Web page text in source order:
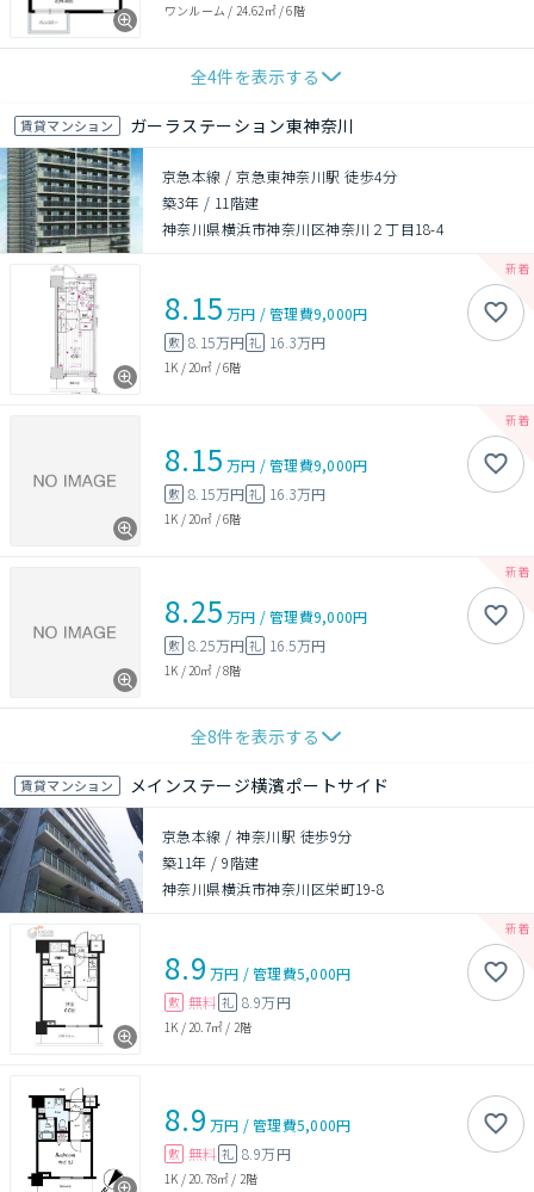
ワンルーム / 24.62㎡/6階
全4件を表示する
賃貸マンション ガーラステーション東神奈川
京急本線 / 京急東神奈川駅 徒歩4分
築3年 / 11階建
神奈川県横浜市神奈川区神奈川２丁目18-4
8.15 万円 /管理費9,000円
敷 8.15万円 礼 16.3万円
1K / 20㎡ /6階
8.15 万円 /管理費9,000円
敷 8.15万円 礼 16.3万円
1K / 20㎡ /6階
8.25 万円 /管理費9,000円
敷 8.25万円 礼 16.5万円
1K / 20㎡ /8階
全8件を表示する
賃貸マンション メインステージ横濱ポートサイド
京急本線 / 神奈川駅 徒歩9分
築11年 /9階建
神奈川県横浜市神奈川区栄町19-8
8.9 万円 /管理費5,000円
敷 無料 礼 8.9万円
1K / 20.7㎡ / 2階
8.9 万円 /管理費5,000円
敷 無料 礼 8.9万円
1K / 20.78㎡ / 2階